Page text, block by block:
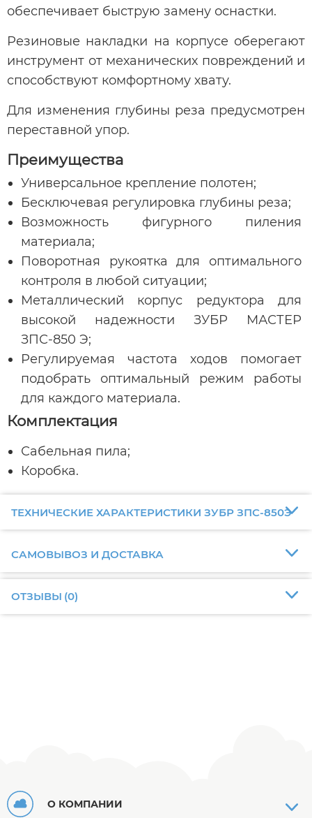
обеспечивает быструю замену оснастки.
Резиновые накладки на корпусе оберегают
инструмент от механических повреждений и
способствуют комфортному хвату.
Для изменения глубины реза предусмотрен
переставной упор.
Преимущества
Универсальное крепление полотен;
Бесключевая регулировка глубины реза;
Возможность фигурного пиления
материала;
Поворотная рукоятка для оптимального
контроля в любой ситуации;
Металлический корпус редуктора для
высокой надежности ЗУБР МАСТЕР
ЗПС-850 Э;
Регулируемая частота ходов помогает
подобрать оптимальный режим работы
для каждого материала.
Комплектация
Сабельная пила;
Коробка.
ТЕХНИЧЕСКИЕ ХАРАКТЕРИСТИКИ ЗУБР ЗПС-850Э
САМОВЫВОЗ И ДОСТАВКА
ОТЗЫВЫ (0)
О КОМПАНИИ